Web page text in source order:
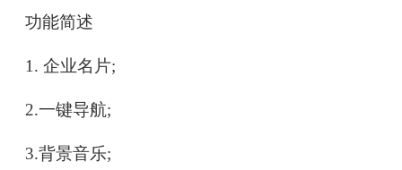
功能简述
1. 企业名片;
2.一键导航;
3.背景音乐;